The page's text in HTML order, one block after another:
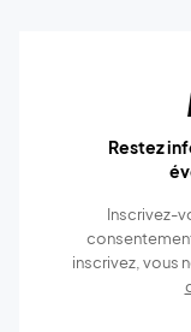
Restez
Inscrivez-
inscrivez, vous